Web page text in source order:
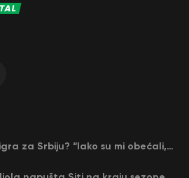
Zašto Rade Krunić ne igra za Srbiju? “Iako su mi obećali, niko me nije zvao…”